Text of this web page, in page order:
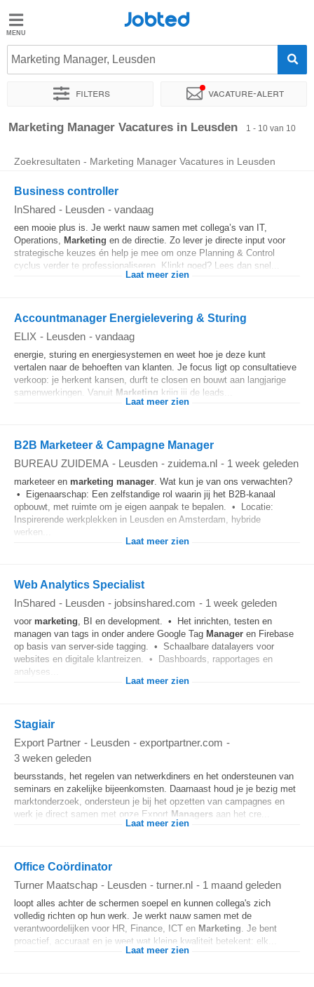
Jobted
Vacatures
Salarissen
Jobted
Marketing Manager, Leusden
Filters Vacature-alert
Sorteer op Exacte locatie Soort dienstverband Werkuren
Marketing Manager Vacatures in Leusden 1 - 10 van 10
Zoekresultaten - Marketing Manager Vacatures in Leusden
Business controller
InShared - Leusden - vandaag
een mooie plus is. Je werkt nauw samen met collega’s van IT,
Operations, Marketing en de directie. Zo lever je directe input voor
strategische keuzes én help je mee om onze Planning & Control
cyclus verder te professionaliseren. Klinkt goed? Lees dan snel...
Laat meer zien
Accountmanager Energielevering & Sturing
ELIX - Leusden - vandaag
energie, sturing en energiesystemen en weet hoe je deze kunt
vertalen naar de behoeften van klanten. Je focus ligt op consultatieve
verkoop: je herkent kansen, durft te closen en bouwt aan langjarige
samenwerkingen. Vanuit Marketing krijg jij de leads...
Laat meer zien
B2B Marketeer & Campagne Manager
BUREAU ZUIDEMA - Leusden - zuidema.nl - 1 week geleden
marketeer en marketing manager. Wat kun je van ons verwachten?
• Eigenaarschap: Een zelfstandige rol waarin jij het B2B-kanaal
opbouwt, met ruimte om je eigen aanpak te bepalen. • Locatie:
Inspirerende werkplekken in Leusden en Amsterdam, hybride
werken...
Laat meer zien
Web Analytics Specialist
InShared - Leusden - jobsinshared.com - 1 week geleden
voor marketing, BI en development. • Het inrichten, testen en
managen van tags in onder andere Google Tag Manager en Firebase
op basis van server-side tagging. • Schaalbare datalayers voor
websites en digitale klantreizen. • Dashboards, rapportages en
analyses...
Laat meer zien
Stagiair
Export Partner - Leusden - exportpartner.com -
3 weken geleden
beursstands, het regelen van netwerkdiners en het ondersteunen van
seminars en zakelijke bijeenkomsten. Daarnaast houd je je bezig met
marktonderzoek, ondersteun je bij het opzetten van campagnes en
werk je direct samen met onze Export Managers aan het cre...
Laat meer zien
Office Coördinator
Turner Maatschap - Leusden - turner.nl - 1 maand geleden
loopt alles achter de schermen soepel en kunnen collega's zich
volledig richten op hun werk. Je werkt nauw samen met de
verantwoordelijken voor HR, Finance, ICT en Marketing. Je bent
proactief, accuraat en je weet wat kleine kwaliteit betekent: elk...
Laat meer zien